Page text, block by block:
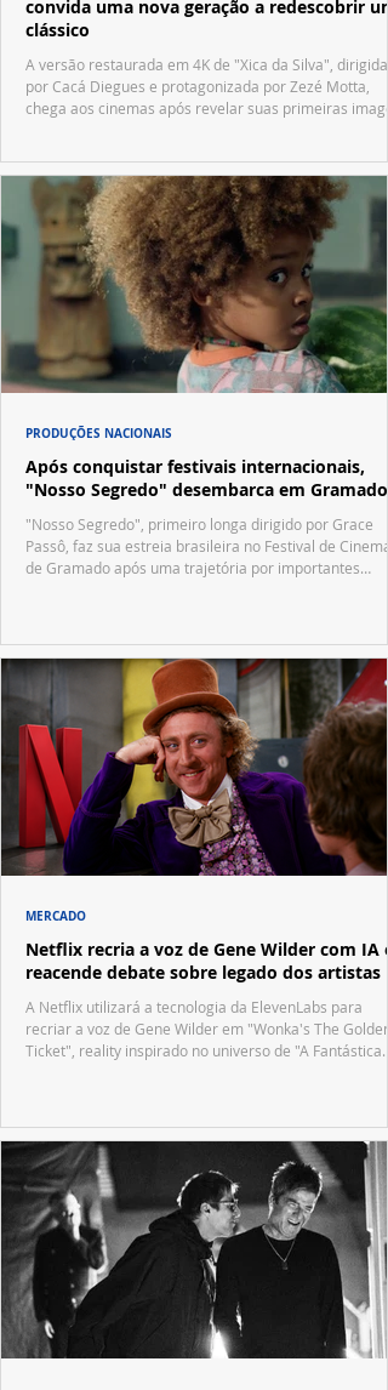
convida uma nova geração a redescobrir um
clássico
A versão restaurada em 4K de "Xica da Silva", dirigida
por Cacá Diegues e protagonizada por Zezé Motta,
chega aos cinemas após revelar suas primeiras
Após conquistar festivais internacionais,
"Nosso Segredo" desembarca em Gramado
"Nosso Segredo", primeiro longa dirigido por Grace
Passô, faz sua estreia brasileira no Festival de Cinema
de Gramado após uma trajetória por importantes
PRODUÇÕES NACIONAIS
Netflix recria a voz de Gene Wilder com IA e
reacende debate sobre legado dos artistas
A Netflix utilizará a tecnologia da ElevenLabs para
recriar a voz de Gene Wilder em "Wonka's The Golden
Ticket", reality inspirado no universo de "A Fantástica
MERCADO